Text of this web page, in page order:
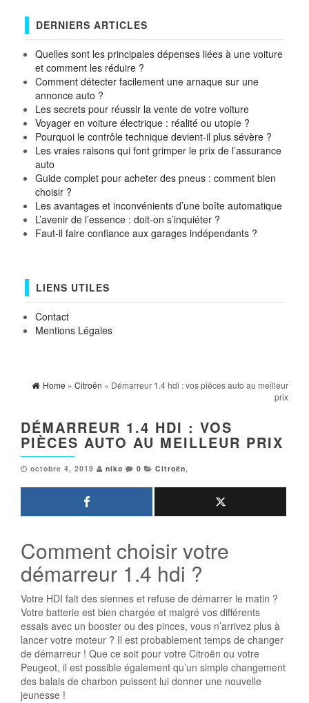
DERNIERS ARTICLES
Quelles sont les principales dépenses liées à une voiture
et comment les réduire ?
Comment détecter facilement une arnaque sur une
annonce auto ?
Les secrets pour réussir la vente de votre voiture
Voyager en voiture électrique : réalité ou utopie ?
Pourquoi le contrôle technique devient-il plus sévère ?
Les vraies raisons qui font grimper le prix de l’assurance
auto
Guide complet pour acheter des pneus : comment bien
choisir ?
Les avantages et inconvénients d’une boîte automatique
L’avenir de l’essence : doit-on s’inquiéter ?
Faut-il faire confiance aux garages indépendants ?
LIENS UTILES
Contact
Mentions Légales
Home » Citroën » Démarreur 1.4 hdi : vos pièces auto au meilleur
prix
DÉMARREUR 1.4 HDI : VOS
PIÈCES AUTO AU MEILLEUR PRIX
octobre 4, 2019 niko 0 Citroën,
Comment choisir votre
démarreur 1.4 hdi ?
Votre HDI fait des siennes et refuse de démarrer le matin ?
Votre batterie est bien chargée et malgré vos différents
essais avec un booster ou des pinces, vous n’arrivez plus à
lancer votre moteur ? Il est probablement temps de changer
de démarreur ! Que ce soit pour votre Citroën ou votre
Peugeot, il est possible également qu’un simple changement
des balais de charbon puissent lui donner une nouvelle
jeunesse !